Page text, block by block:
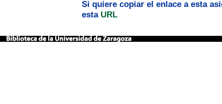
Si quiere copiar el enlace a esta
esta URL